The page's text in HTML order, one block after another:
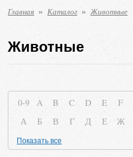
Главная » Каталог » Животные
Животные
0-9 A B C D E F
А
Б В Г Д Е Ж
Показать все